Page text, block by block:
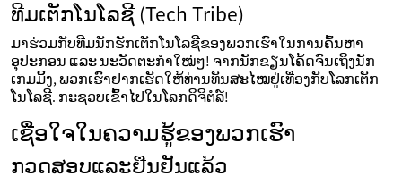
ທີມເຕັກໂນໂລຊີ (Tech Tribe)
ມາຮ່ວມກັບທີມນັກຮັກເຕັກໂນໂລຊີຂອງພວກເຮົາໃນການຄົ້ນຫາ
ອຸປະກອນ ແລະ ນະວັດຕະກໍາໃໝ່ໆ! ຈາກນັກຂຽນໂຄ້ດຈົນເຖິງນັກ
ເກມມິ້ງ, ພວກເຮົາຢາກເຮັດໃຫ້ທ່ານທັນສະໄໝຢູ່ເທື່ອງກັບໂລກເຕັກ
ໂນໂລຊີ. ກະຊວບເຂົ້າໄປໃນໂລກດິຈິຕໍລ໌!
ເຊື່ອໃຈໃນຄວາມຮູ້ຂອງພວກເຮົາ
ກວດສອບແລະຢືນຢັນແລ້ວ